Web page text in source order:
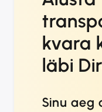
kvara
läbi
Sinu aeg